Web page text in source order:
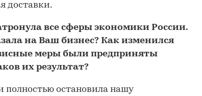
доставки.
все сферы экономики России.
на Ваш бизнес? Как изменился
меры были предприняты
их результат?
остановила нашу